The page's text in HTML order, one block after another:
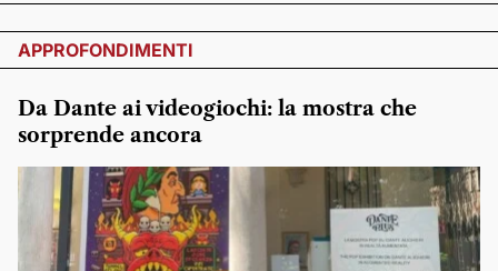
APPROFONDIMENTI
Da Dante ai videogiochi: la mostra che
sorprende ancora